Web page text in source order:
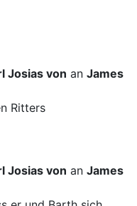
Josias von an James
Ritters
Josias von an James